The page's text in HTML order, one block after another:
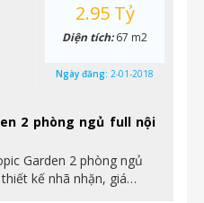
2 phòng ngủ full nội
Garden 2 phòng ngủ
kế nhã nhặn, giá…
2.95 Tỷ
Diện tích:67 m2
Ngày đăng: 2-01-2018